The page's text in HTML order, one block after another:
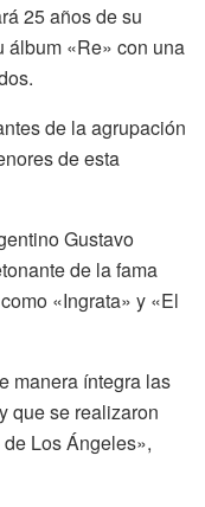
25 años de su
álbum «Re» con una
de la agrupación
de esta
Gustavo
de la fama
«Ingrata» y «El
manera íntegra las
que se realizaron
Los Ángeles»,